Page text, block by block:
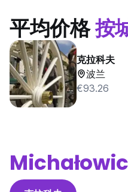
平均价格按
克拉科夫
波兰
€93.26